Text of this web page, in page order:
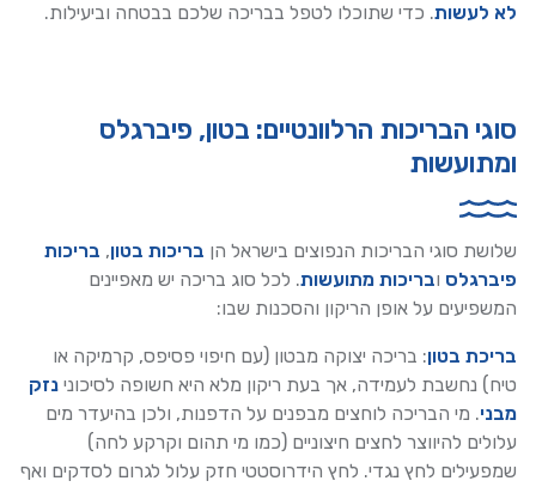
לא לעשות. כדי שתוכלו לטפל בבריכה שלכם בבטחה וביעילות.
סוגי הבריכות הרלוונטיים: בטון, פיברגלס
ומתועשות
שלושת סוגי הבריכות הנפוצים בישראל הן בריכות בטון, בריכות
פיברגלס ובריכות מתועשות. לכל סוג בריכה יש מאפיינים
המשפיעים על אופן הריקון והסכנות שבו:
בריכת בטון: בריכה יצוקה מבטון (עם חיפוי פסיפס, קרמיקה או
טיח) נחשבת לעמידה, אך בעת ריקון מלא היא חשופה לסיכוני נזק
מבני. מי הבריכה לוחצים מבפנים על הדפנות, ולכן בהיעדר מים
עלולים להיווצר לחצים חיצוניים (כמו מי תהום וקרקע לחה)
שמפעילים לחץ נגדי. לחץ הידרוסטטי חזק עלול לגרום לסדקים ואף